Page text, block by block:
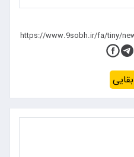
بقایی